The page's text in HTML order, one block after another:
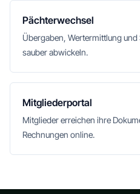
Pächterwechsel
Übergaben, Wertermittlung
sauber abwickeln.
Mitgliederportal
Mitglieder erreichen ihre
Rechnungen online.